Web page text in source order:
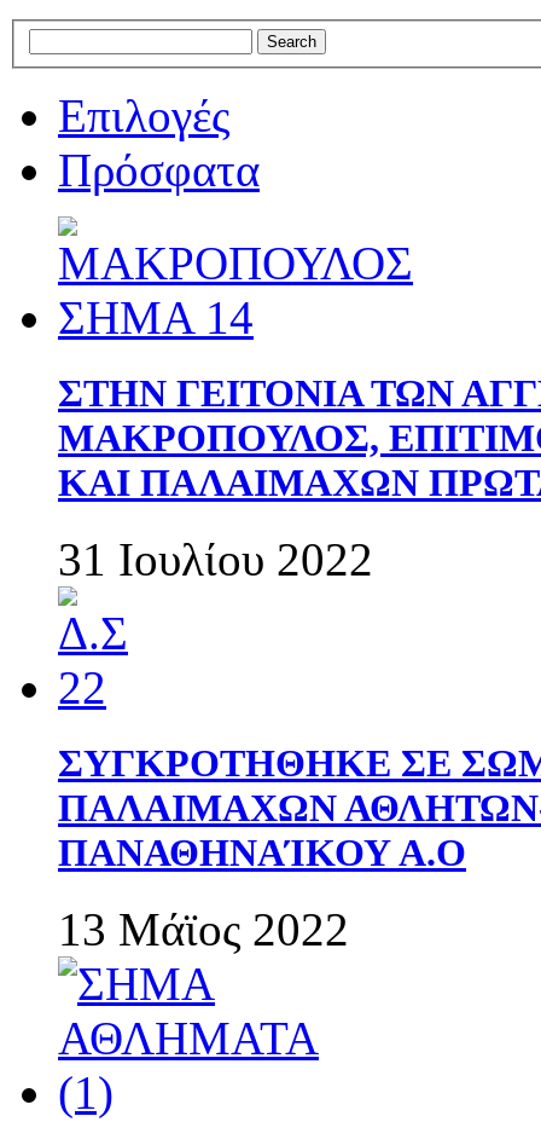
Επιλογές
Πρόσφατα
ΣΤΗΝ ΓΕΙΤΟΝΙΑ ΤΩΝ
ΜΑΚΡΟΠΟΥΛΟΣ,
ΚΑΙ ΠΑΛΑΙΜΑΧΩΝ
31 Ιουλίου 2022
ΣΥΓΚΡΟΤΗΘΗΚΕ ΣΕ
ΠΑΛΑΙΜΑΧΩΝ
ΠΑΝΑΘΗΝΑΊΚΟΥ Α.Ο
13 Μάϊος 2022